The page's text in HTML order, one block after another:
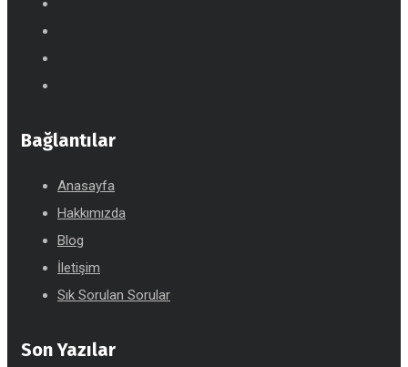
Bağlantılar
Anasayfa
Hakkımızda
Blog
İletişim
Sık Sorulan Sorular
Son Yazılar